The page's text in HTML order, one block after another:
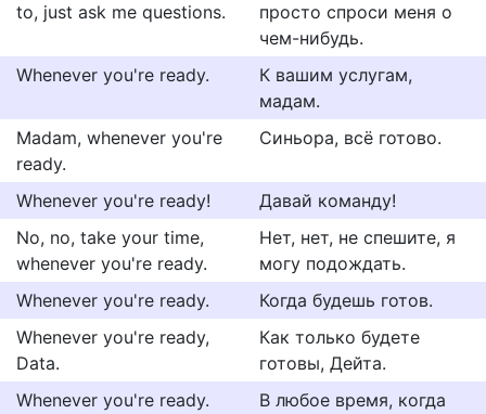
to, just ask me questions.
просто спроси меня о
чем-нибудь.
Whenever you're ready.
К вашим услугам,
мадам.
Madam, whenever you're
ready.
Синьора, всё готово.
Whenever you're ready!
Давай команду!
No, no, take your time,
whenever you're ready.
Нет, нет, не спешите, я
могу подождать.
Whenever you're ready.
Когда будешь готов.
Whenever you're ready,
Data.
Как только будете
готовы, Дейта.
Whenever you're ready.
В любое время, когда